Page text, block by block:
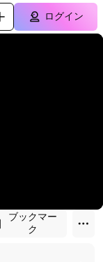
ログイン
ブックマー
ク